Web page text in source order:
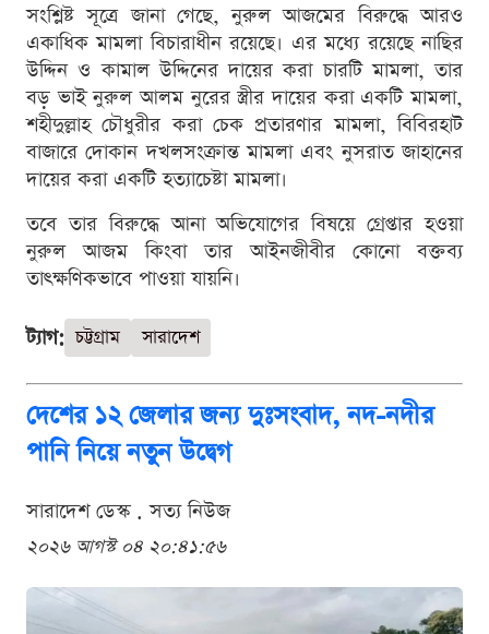
সংশ্লিষ্ট সূত্রে জানা গেছে, নুরুল আজমের বিরুদ্ধে আরও
একাধিক মামলা বিচারাধীন রয়েছে। এর মধ্যে রয়েছে নাছির
উদ্দিন ও কামাল উদ্দিনের দায়ের করা চারটি মামলা, তার
বড় ভাই নুরুল আলম নুরের স্ত্রীর দায়ের করা একটি মামলা,
শহীদুল্লাহ চৌধুরীর করা চেক প্রতারণার মামলা, বিবিরহাট
বাজারে দোকান দখলসংক্রান্ত মামলা এবং নুসরাত জাহানের
দায়ের করা একটি হত্যাচেষ্টা মামলা।
তবে তার বিরুদ্ধে আনা অভিযোগের বিষয়ে গ্রেপ্তার হওয়া
নুরুল আজম কিংবা তার আইনজীবীর কোনো বক্তব্য
তাৎক্ষণিকভাবে পাওয়া যায়নি।
ট্যাগ: চট্টগ্রাম সারাদেশ
দেশের ১২ জেলার জন্য দুঃসংবাদ, নদ-নদীর
পানি নিয়ে নতুন উদ্বেগ
সারাদেশ ডেস্ক . সত্য নিউজ
২০২৬ আগস্ট ০৪ ২০:৪১:৫৬